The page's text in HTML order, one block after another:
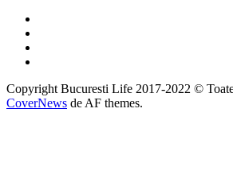
Copyright Bucuresti Life 2017-2022 ©
CoverNews de AF themes.